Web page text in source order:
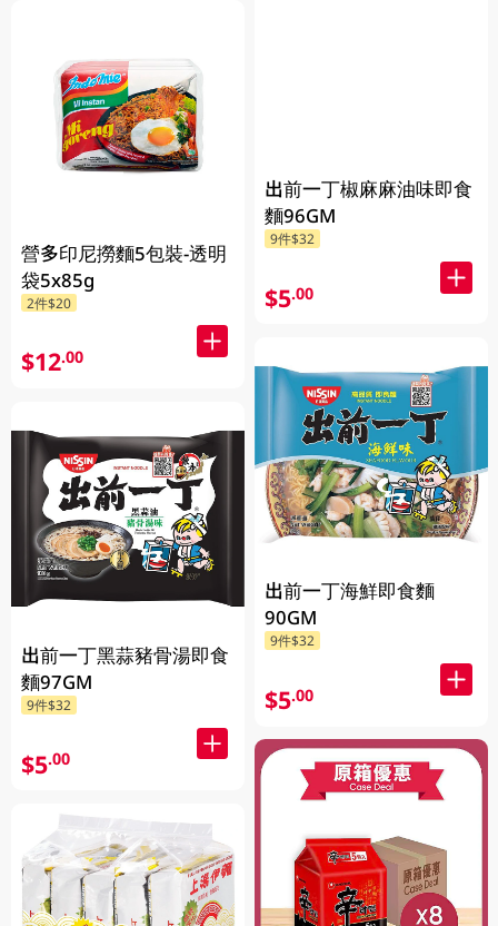
營多印尼撈麵5包裝-透明
袋5x85g
2件$20
$12.00
出前一丁黑蒜豬骨湯即食
麵97GM
9件$32
$5.00
出前一丁椒麻麻油味即食
麵96GM
9件$32
$5.00
出前一丁海鮮即食麵
90GM
9件$32
$5.00